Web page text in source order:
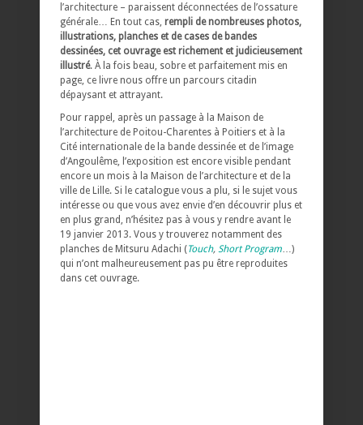
l’architecture – paraissent déconnectées de l’ossature
générale… En tout cas, rempli de nombreuses photos,
illustrations, planches et de cases de bandes
dessinées, cet ouvrage est richement et judicieusement
illustré. À la fois beau, sobre et parfaitement mis en
page, ce livre nous offre un parcours citadin
dépaysant et attrayant.
Pour rappel, après un passage à la Maison de
l’architecture de Poitou-Charentes à Poitiers et à la
Cité internationale de la bande dessinée et de l’image
d’Angoulême, l’exposition est encore visible pendant
encore un mois à la Maison de l’architecture et de la
ville de Lille. Si le catalogue vous a plu, si le sujet vous
intéresse ou que vous avez envie d’en découvrir plus et
en plus grand, n’hésitez pas à vous y rendre avant le
19 janvier 2013. Vous y trouverez notamment des
planches de Mitsuru Adachi (Touch, Short Program …)
qui n’ont malheureusement pas pu être reproduites
dans cet ouvrage.